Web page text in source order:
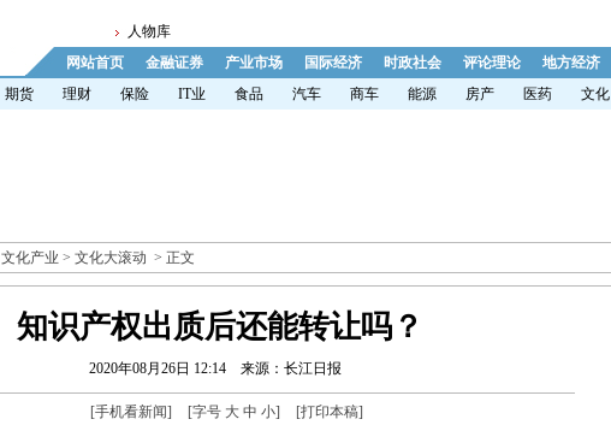
人物库
网站首页
金融证券 产业市场 国际经济 时政社会 评论理论 地方经济
期货 理财 保险 IT业 食品 汽车 商车 能源 房产 医药 文化
文化产业 > 文化大滚动 > 正文
知识产权出质后还能转让吗？
2020年08月26日 12:14 来源：长江日报
[手机看新闻] [字号 大 中 小] [打印本稿]